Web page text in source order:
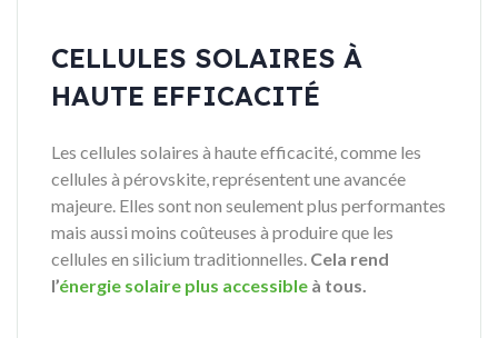
CELLULES SOLAIRES À
HAUTE EFFICACITÉ
Les cellules solaires à haute efficacité, comme les
cellules à pérovskite, représentent une avancée
majeure. Elles sont non seulement plus performantes
mais aussi moins coûteuses à produire que les
cellules en silicium traditionnelles. Cela rend
l’énergie solaire plus accessible à tous.